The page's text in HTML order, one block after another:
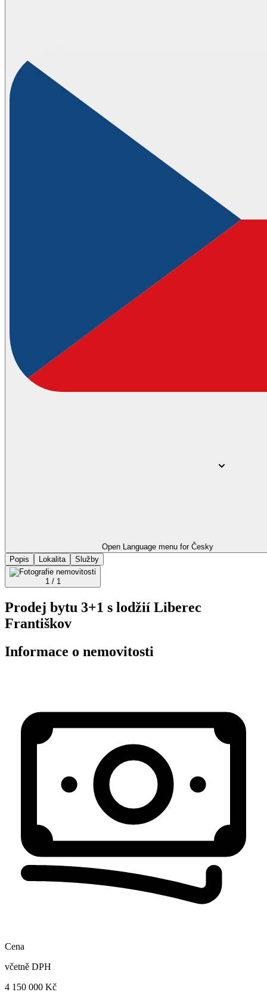
Open Language menu for Česky
Popis
Lokalita Služby
1 / 1
Prodej bytu 3+1 s lodžií Liberec
Františkov
Informace o nemovitosti
Cena
včetně DPH
4 150 000 Kč